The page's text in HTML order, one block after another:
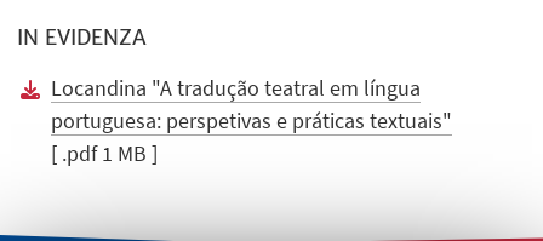
IN EVIDENZA
Locandina "A tradução teatral em língua
portuguesa: perspetivas e práticas textuais"
[ .pdf 1 MB ]